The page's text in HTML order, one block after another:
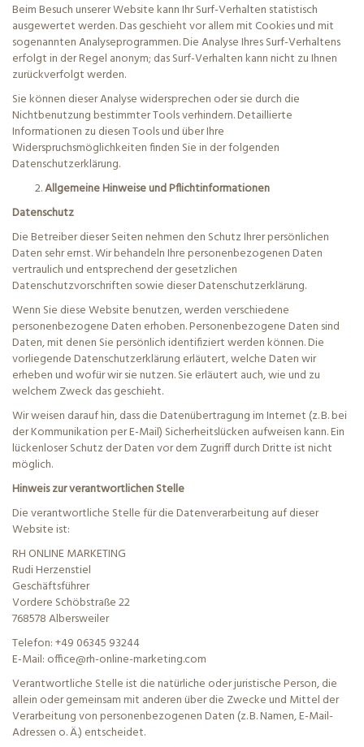
Beim Besuch unserer Website kann Ihr Surf-Verhalten statistisch
ausgewertet werden. Das geschieht vor allem mit Cookies und mit
sogenannten Analyseprogrammen. Die Analyse Ihres Surf-Verhaltens
erfolgt in der Regel anonym; das Surf-Verhalten kann nicht zu Ihnen
zurückverfolgt werden.
Sie können dieser Analyse widersprechen oder sie durch die
Nichtbenutzung bestimmter Tools verhindern. Detaillierte
Informationen zu diesen Tools und über Ihre
Widerspruchsmöglichkeiten finden Sie in der folgenden
Datenschutzerklärung.
Allgemeine Hinweise und Pflichtinformationen
Datenschutz
Die Betreiber dieser Seiten nehmen den Schutz Ihrer persönlichen
Daten sehr ernst. Wir behandeln Ihre personenbezogenen Daten
vertraulich und entsprechend der gesetzlichen
Datenschutzvorschriften sowie dieser Datenschutzerklärung.
Wenn Sie diese Website benutzen, werden verschiedene
personenbezogene Daten erhoben. Personenbezogene Daten sind
Daten, mit denen Sie persönlich identifiziert werden können. Die
vorliegende Datenschutzerklärung erläutert, welche Daten wir
erheben und wofür wir sie nutzen. Sie erläutert auch, wie und zu
welchem Zweck das geschieht.
Wir weisen darauf hin, dass die Datenübertragung im Internet (z. B. bei
der Kommunikation per E-Mail) Sicherheitslücken aufweisen kann. Ein
lückenloser Schutz der Daten vor dem Zugriff durch Dritte ist nicht
möglich.
Hinweis zur verantwortlichen Stelle
Die verantwortliche Stelle für die Datenverarbeitung auf dieser
Website ist:
RH ONLINE MARKETING
Rudi Herzenstiel
Geschäftsführer
Vordere Schöbstraße22
768578 Albersweiler
Telefon: +49 06345 93244
E-Mail: office@rh-online-marketing.com
Verantwortliche Stelle ist die natürliche oder juristische Person, die
allein oder gemeinsam mit anderen über die Zwecke und Mittel der
Verarbeitung von personenbezogenen Daten (z. B. Namen, E-Mail-
Adressen o. Ä.) entscheidet.